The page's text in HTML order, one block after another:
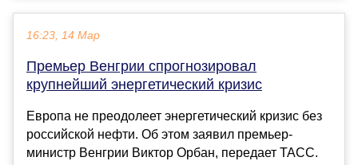
16:23, 14 Мар
Премьер Венгрии спрогнозировал
крупнейший энергетический кризис
Европа не преодолеет энергетический кризис без
российской нефти. Об этом заявил премьер-
министр Венгрии Виктор Орбан, передает ТАСС.